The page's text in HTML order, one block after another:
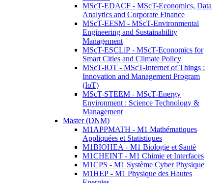
MScT-EDACF - MScT-Economics, Data
Analytics and Corporate Finance
MScT-EESM - MScT-Environmental
Engineering and Sustainability
Management
MScT-ESCLiP - MScT-Economics for
Smart Cities and Climate Policy
MScT-IOT - MScT-Internet of Things :
Innovation and Management Program
(IoT)
MScT-STEEM - MScT-Energy
Environment : Science Technology &
Management
Master (DNM)
M1APPMATH - M1 Mathématiques
Appliquées et Statistiques
M1BIOHEA - M1 Biologie et Santé
M1CHEINT - M1 Chimie et Interfaces
M1CPS - M1 Système Cyber Physique
M1HEP - M1 Physique des Hautes